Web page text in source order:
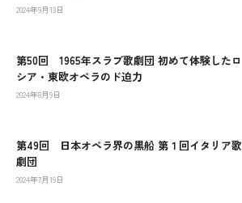
2024年9月13日
第50回 1965年スラブ歌劇団 初めて体験したロ
シア・東欧オペラのド迫力
2024年8月9日
第49回 日本オペラ界の黒船 第１回イタリア歌
劇団
2024年7月19日